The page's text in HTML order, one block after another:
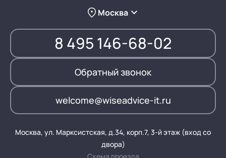
Москва
8 495 146-68-02
Обратный звонок
welcome@wiseadvice-it.ru
Москва, ул. Марксистская, д.34, корп.7, 3-й этаж (вход со
двора)
Схема проезда